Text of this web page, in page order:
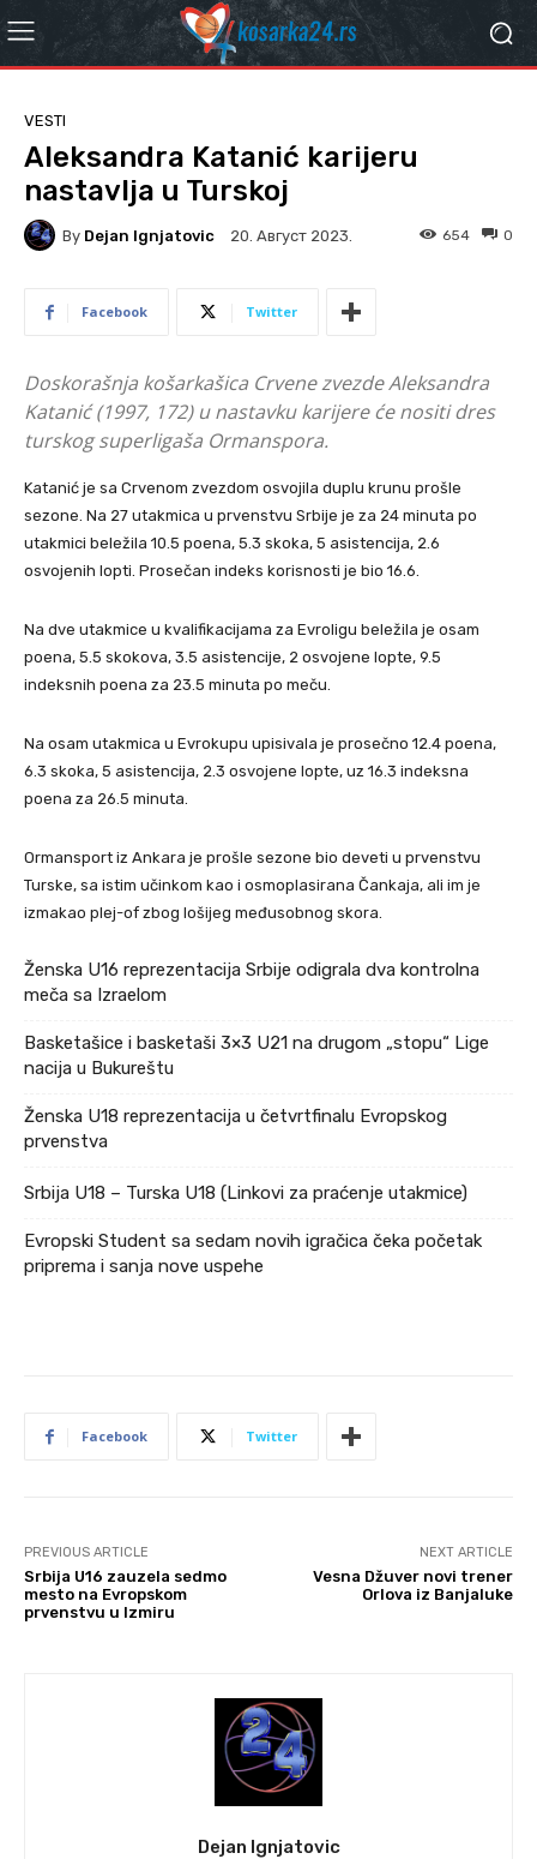
VESTI
Aleksandra Katanić karijeru
nastavlja u Turskoj
By Dejan Ignjatovic 20. Август 2023. 0
654
Facebook Twitter
Doskorašnja košarkašica Crvene zvezde Aleksandra
Katanić (1997, 172) u nastavku karijere će nositi dres
turskog superligaša Ormanspora.
Katanić je sa Crvenom zvezdom osvojila duplu krunu prošle
sezone. Na 27 utakmica u prvenstvu Srbije je za 24 minuta po
utakmici beležila 10.5 poena, 5.3 skoka, 5 asistencija, 2.6
osvojenih lopti. Prosečan indeks korisnosti je bio 16.6.
Na dve utakmice u kvalifikacijama za Evroligu beležila je osam
poena, 5.5 skokova, 3.5 asistencije, 2 osvojene lopte, 9.5
indeksnih poena za 23.5 minuta po meču.
Na osam utakmica u Evrokupu upisivala je prosečno 12.4 poena,
6.3 skoka, 5 asistencija, 2.3 osvojene lopte, uz 16.3 indeksna
poena za 26.5 minuta.
Ormansport iz Ankara je prošle sezone bio deveti u prvenstvu
Turske, sa istim učinkom kao i osmoplasirana Čankaja, ali im je
izmakao plej-of zbog lošijeg međusobnog skora.
Ženska U16 reprezentacija Srbije odigrala dva kontrolna
meča sa Izraelom
Basketašice i basketaši 3×3 U21 na drugom „stopu“ Lige
nacija u Bukureštu
Ženska U18 reprezentacija u četvrtfinalu Evropskog
prvenstva
Srbija U18 – Turska U18 (Linkovi za praćenje utakmice)
Evropski Student sa sedam novih igračica čeka početak
priprema i sanja nove uspehe
Facebook Twitter
PREVIOUS ARTICLE
Srbija U16 zauzela sedmo
mesto na Evropskom
prvenstvu u Izmiru
NEXT ARTICLE
Vesna Džuver novi trener
Orlova iz Banjaluke
Dejan Ignjatovic